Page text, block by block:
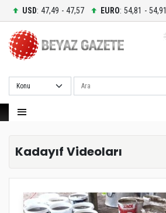
USD: 47,49 - 47,57 EURO: 54,81 - 54,91
Ara
Kadayıf Videoları